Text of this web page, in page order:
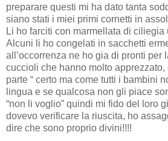
preparare questi mi ha dato tanta
siano stati i miei primi cornetti in
Li ho farciti con marmellata di
Alcuni li ho congelati in sacchetti
all’occorrenza ne ho gia di pronti per
cuccioli che hanno molto apprezzato,
parte “ certo ma come tutti i bambini
lingua e se qualcosa non gli piace
“non li voglio” quindi mi fido del loro
dovevo verificare la riuscita, ho
dire che sono proprio divini!!!!